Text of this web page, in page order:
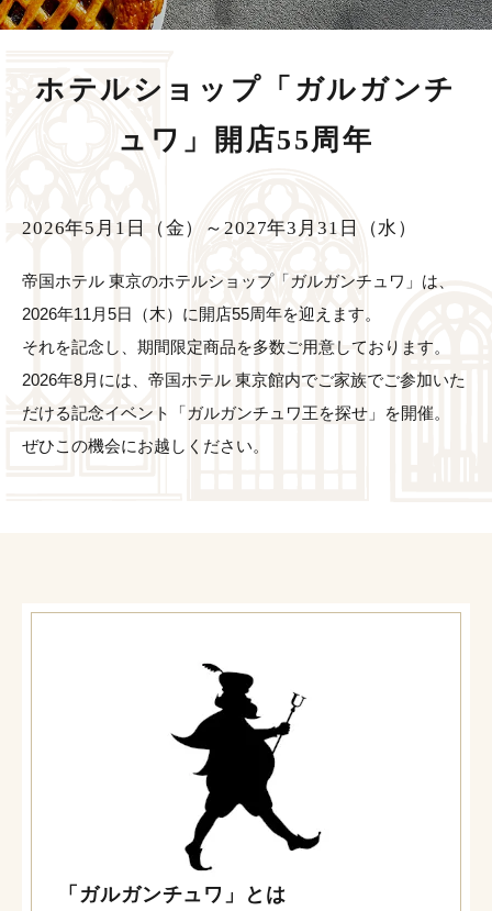
ホテルショップ「ガルガンチ
ュワ」開店55周年
2026年5月1日（金）～2027年3月31日（水）
帝国ホテル 東京のホテルショップ「ガルガンチュワ」は、
2026年11月5日（木）に開店55周年を迎えます。
それを記念し、期間限定商品を多数ご用意しております。
2026年8月には、帝国ホテル 東京館内でご家族でご参加いた
だける記念イベント「ガルガンチュワ王を探せ」を開催。
ぜひこの機会にお越しください。
「ガルガンチュワ」とは